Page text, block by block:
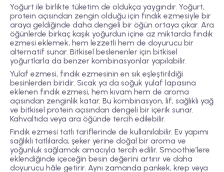
Yoğurt ile birlikte tüketim de oldukça yaygındır. Yoğurt,
protein açısından zengin olduğu için fındık ezmesiyle bir
araya geldiğinde daha dengeli bir öğün ortaya çıkar. Ara
öğünlerde birkaç kaşık yoğurdun içine az miktarda fındık
ezmesi eklemek, hem lezzetli hem de doyurucu bir
alternatif sunar. Bitkisel beslenenler için bitkisel
yoğurtlarla da benzer kombinasyonlar yapılabilir.
Yulaf ezmesi, fındık ezmesinin en sık eşleştirildiği
besinlerden biridir. Sıcak ya da soğuk yulaf lapasına
eklenen fındık ezmesi, hem kıvam hem de aroma
açısından zenginlik katar. Bu kombinasyon, lif, sağlıklı yağ
ve bitkisel protein açısından dengeli bir içerik sunar.
Kahvaltıda veya ara öğünde tercih edilebilir.
Fındık ezmesi tatlı tariflerinde de kullanılabilir. Ev yapımı
sağlıklı tatlılarda, şeker yerine doğal bir aroma ve
yoğunluk sağlamak amacıyla tercih edilir. Smoothie’lere
eklendiğinde içeceğin besin değerini artırır ve daha
doyurucu hâle getirir. Aynı zamanda pankek, krep veya